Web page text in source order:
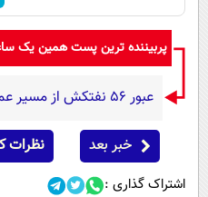
پربیننده ترین پست همین یک
عبور ۵۶ نفتکش از مسیر عمانی تنگه هرمز
خبر بعد نظرات
اشتراک گذاری :